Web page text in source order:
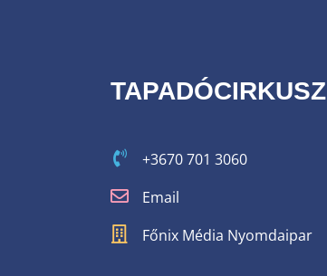
TAPADÓCIRKUSZ
+3670 701 3060
Email
Főnix Média Nyomdaipar